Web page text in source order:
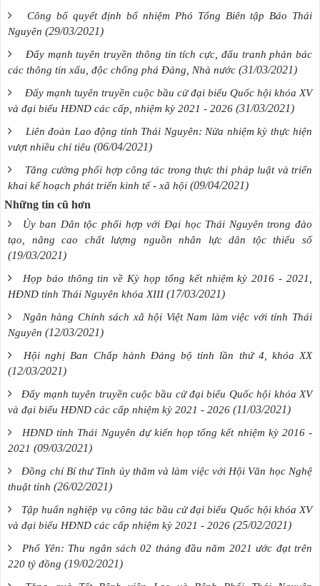
Công bố quyết định bổ nhiệm Phó Tổng Biên tập Báo Thái
Nguyên (29/03/2021)
Đẩy mạnh tuyên truyền thông tin tích cực, đấu tranh phản bác
các thông tin xấu, độc chống phá Đảng, Nhà nước (31/03/2021)
Đẩy mạnh tuyên truyền cuộc bầu cử đại biểu Quốc hội khóa XV
và đại biểu HĐND các cấp, nhiệm kỳ 2021 - 2026 (31/03/2021)
Liên đoàn Lao động tỉnh Thái Nguyên: Nửa nhiệm kỳ thực hiện
vượt nhiều chỉ tiêu (06/04/2021)
Tăng cường phối hợp công tác trong thực thi pháp luật và triển
khai kế hoạch phát triển kinh tế - xã hội (09/04/2021)
Những tin cũ hơn
Ủy ban Dân tộc phối hợp với Đại học Thái Nguyên trong đào
tạo, nâng cao chất lượng nguồn nhân lực dân tộc thiểu số
(19/03/2021)
Họp báo thông tin về Kỳ họp tổng kết nhiệm kỳ 2016 - 2021,
HĐND tỉnh Thái Nguyên khóa XIII (17/03/2021)
Ngân hàng Chính sách xã hội Việt Nam làm việc với tỉnh Thái
Nguyên (12/03/2021)
Hội nghị Ban Chấp hành Đảng bộ tỉnh lần thứ 4, khóa XX
(12/03/2021)
Đẩy mạnh tuyên truyền cuộc bầu cử đại biểu Quốc hội khóa XV
và đại biểu HĐND các cấp nhiệm kỳ 2021 - 2026 (11/03/2021)
HĐND tỉnh Thái Nguyên dự kiến họp tổng kết nhiệm kỳ 2016 -
2021 (09/03/2021)
Đồng chí Bí thư Tỉnh ủy thăm và làm việc với Hội Văn học Nghệ
thuật tỉnh (26/02/2021)
Tập huấn nghiệp vụ công tác bầu cử đại biểu Quốc hội khóa XV
và đại biểu HĐND các cấp nhiệm kỳ 2021 - 2026 (25/02/2021)
Phổ Yên: Thu ngân sách 02 tháng đầu năm 2021 ước đạt trên
220 tỷ đồng (19/02/2021)